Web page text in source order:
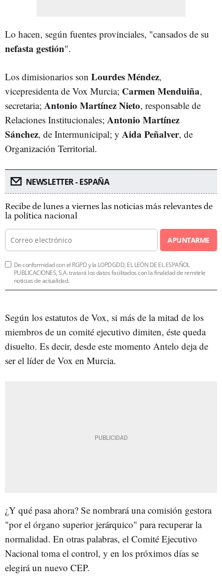
Lo hacen, según fuentes provinciales, "cansados de su
nefasta gestión".
Los dimisionarios son Lourdes Méndez,
vicepresidenta de Vox Murcia; Carmen Menduiña,
secretaria; Antonio Martínez Nieto, responsable de
Relaciones Institucionales; Antonio Martínez
Sánchez, de Intermunicipal; y Aida Peñalver, de
Organización Territorial.
NEWSLETTER - ESPAÑA
Recibe de lunes a viernes las noticias más relevantes de
la política nacional
APUNTARME
De conformidad con el RGPD y la LOPDGDD, EL LEÓN DE EL ESPAÑOL
PUBLICACIONES, S.A. tratará los datos facilitados con la finalidad de remitirle
noticias de actualidad.
Según los estatutos de Vox, si más de la mitad de los
miembros de un comité ejecutivo dimiten, éste queda
disuelto. Es decir, desde este momento Antelo deja de
ser el líder de Vox en Murcia.
¿Y qué pasa ahora? Se nombrará una comisión gestora
"por el órgano superior jerárquico" para recuperar la
normalidad. En otras palabras, el Comité Ejecutivo
Nacional toma el control, y en los próximos días se
elegirá un nuevo CEP.